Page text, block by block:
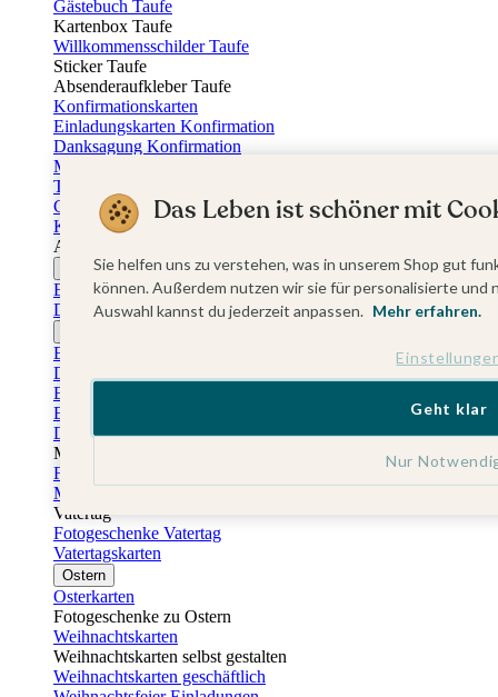
Gästebuch Taufe
Kartenbox Taufe
Willkommensschilder Taufe
Sticker Taufe
Absenderaufkleber Taufe
Konfirmationskarten
Einladungskarten Konfirmation
Danksagung Konfirmation
Menükarten Konfirmation
Tischkarten Konfirmation
Gästebuch Konfirmation
Kerzen Konfirmation
Aufkleber zum Anlass Ihres Kindes
Firmungskarten
Einladungskarten Firmung
Dankeskarten Firmung
Einladungskarten Jugendweihe
Dankeskarten Jugendweihe
Einschulungskarten
Einladungskarten Einschulung
Danksagung Einschulung
Muttertag
Fotogeschenke Muttertag
Muttertagskarten
Vatertag
Fotogeschenke Vatertag
Vatertagskarten
Ostern
Osterkarten
Fotogeschenke zu Ostern
Weihnachtskarten
Weihnachtskarten selbst gestalten
Weihnachtskarten geschäftlich
Das Leben ist schöner mit
Sie helfen uns zu verstehen, was in unserem Shop gut
können. Außerdem nutzen wir sie für personalisierte
Auswahl kannst du jederzeit anpassen. Mehr erfahren.
Nur
Geht klar